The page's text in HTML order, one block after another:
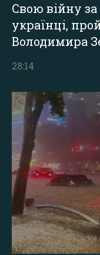
Свою війну за
українці,
Володимира
28:14